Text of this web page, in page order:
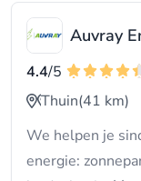
Auvray
4.4/5
Thuin(41 km)
We helpen je
energie: